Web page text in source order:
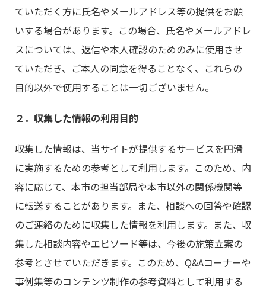
ていただく方に氏名やメールアドレス等の提供をお願
いする場合があります。この場合、氏名やメールアドレ
スについては、返信や本人確認のためのみに使用させ
ていただき、ご本人の同意を得ることなく、これらの
目的以外で使用することは一切ございません。
２．収集した情報の利用目的
収集した情報は、当サイトが提供するサービスを円滑
に実施するための参考として利用します。このため、内
容に応じて、本市の担当部局や本市以外の関係機関等
に転送することがあります。また、相談への回答や確認
のご連絡のために収集した情報を利用します。また、収
集した相談内容やエピソード等は、今後の施策立案の
参考とさせていただきます。このため、Q&Aコーナーや
事例集等のコンテンツ制作の参考資料として利用する